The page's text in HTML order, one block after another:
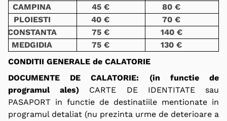
CAMPINA
45 €
80 €
PLOIESTI
40 €
70 €
CONSTANTA
75 €
140 €
MEDGIDIA
75 €
130 €
CONDITII GENERALE de CALATORIE
DOCUMENTE DE CALATORIE: (in functie de
programul ales) CARTE DE IDENTITATE sau
PASAPORT in functie de destinatiile mentionate in
programul detaliat (nu prezinta urme de deterioare a